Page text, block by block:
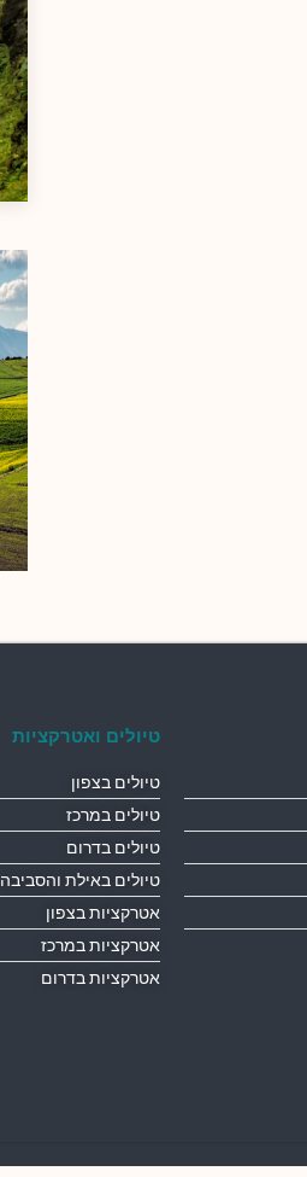
טיולים ואטרקציות
טיולים בצפון
טיולים במרכז
טיולים בדרום
טיולים באילת והסביבה
אטרקציות בצפון
אטרקציות במרכז
אטרקציות בדרום